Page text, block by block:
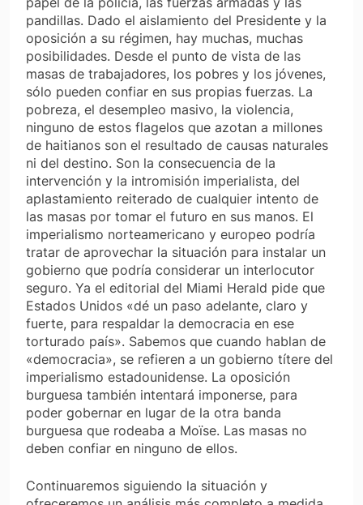
pandillas. Dado el aislamiento del Presidente y la
oposición a su régimen, hay muchas, muchas
posibilidades. Desde el punto de vista de las
masas de trabajadores, los pobres y los jóvenes,
sólo pueden confiar en sus propias fuerzas. La
pobreza, el desempleo masivo, la violencia,
ninguno de estos flagelos que azotan a millones
de haitianos son el resultado de causas naturales
ni del destino. Son la consecuencia de la
intervención y la intromisión imperialista, del
aplastamiento reiterado de cualquier intento de
las masas por tomar el futuro en sus manos. El
imperialismo norteamericano y europeo podría
tratar de aprovechar la situación para instalar un
gobierno que podría considerar un interlocutor
seguro. Ya el editorial del Miami Herald pide que
Estados Unidos «dé un paso adelante, claro y
fuerte, para respaldar la democracia en ese
torturado país». Sabemos que cuando hablan de
«democracia», se refieren a un gobierno títere del
imperialismo estadounidense. La oposición
burguesa también intentará imponerse, para
poder gobernar en lugar de la otra banda
burguesa que rodeaba a Moïse. Las masas no
deben confiar en ninguno de ellos.
Continuaremos siguiendo la situación y